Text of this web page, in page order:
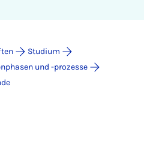
Studium
und -prozesse